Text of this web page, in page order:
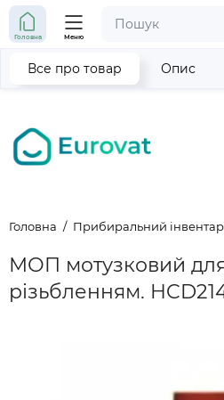
Головна Меню
Головна Прибиральний інвентар
МОП мотузковий
різьбленням.
Все про товар Опис